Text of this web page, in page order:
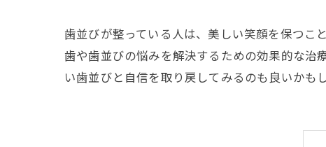
歯並びが整っている人は、美しい笑顔を保つこ
歯や歯並びの悩みを解決するための効果的な治
い歯並びと自信を取り戻してみるのも良いかも